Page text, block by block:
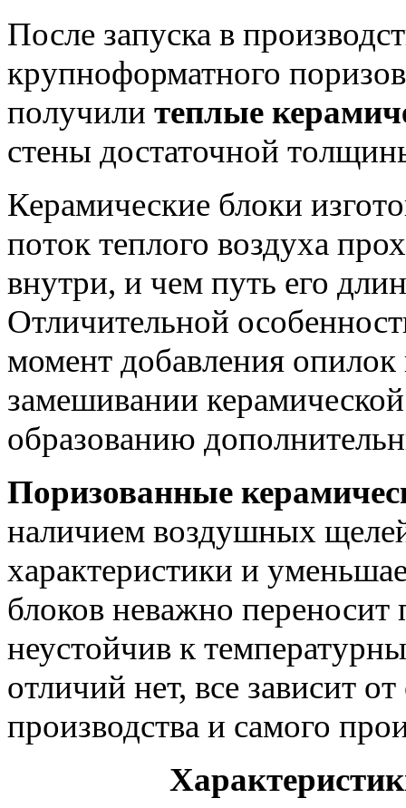
После запуска в
крупноформатного
получили теплые
стены достаточной
Керамические блоки
поток теплого воздуха
внутри, и чем путь его
Отличительной
момент добавления
замешивании
образованию
Поризованные
наличием воздушных
характеристики и
блоков неважно
неустойчив к
отличий нет, все зависит
производства и самого